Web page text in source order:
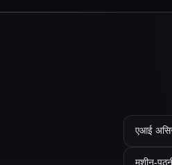
एआई
मशीन-